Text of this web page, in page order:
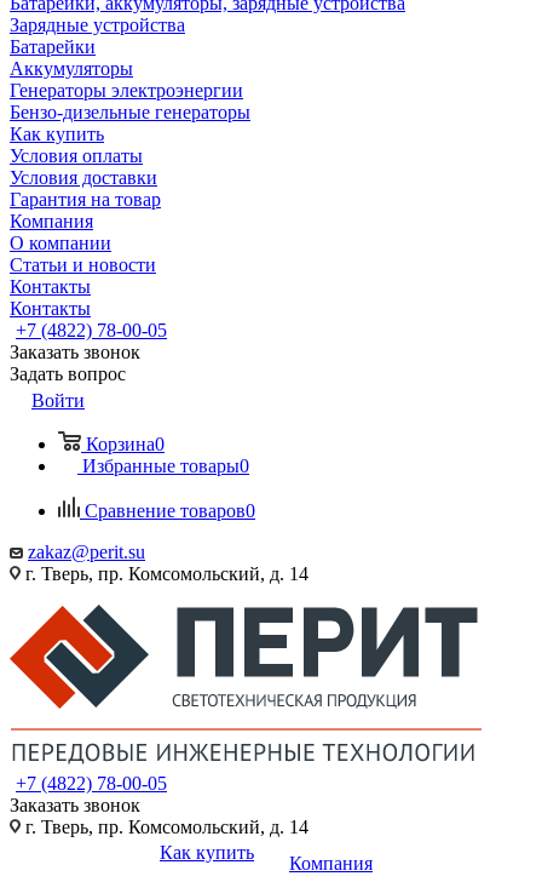
Зарядные устройства
Батарейки
Аккумуляторы
Генераторы электроэнергии
Бензо-дизельные генераторы
Как купить
Условия оплаты
Условия доставки
Гарантия на товар
Компания
О компании
Статьи и новости
Контакты
Контакты
+7 (4822) 78-00-05
Заказать звонок
Задать вопрос
Войти
Корзина0
Избранные товары0
Сравнение товаров0
zakaz@perit.su
г. Тверь, пр. Комсомольский, д. 14
+7 (4822) 78-00-05
Заказать звонок
г. Тверь, пр. Комсомольский, д. 14
Как купить
Компания